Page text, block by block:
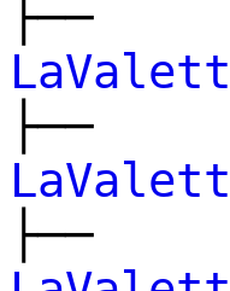
├──
├──
├──